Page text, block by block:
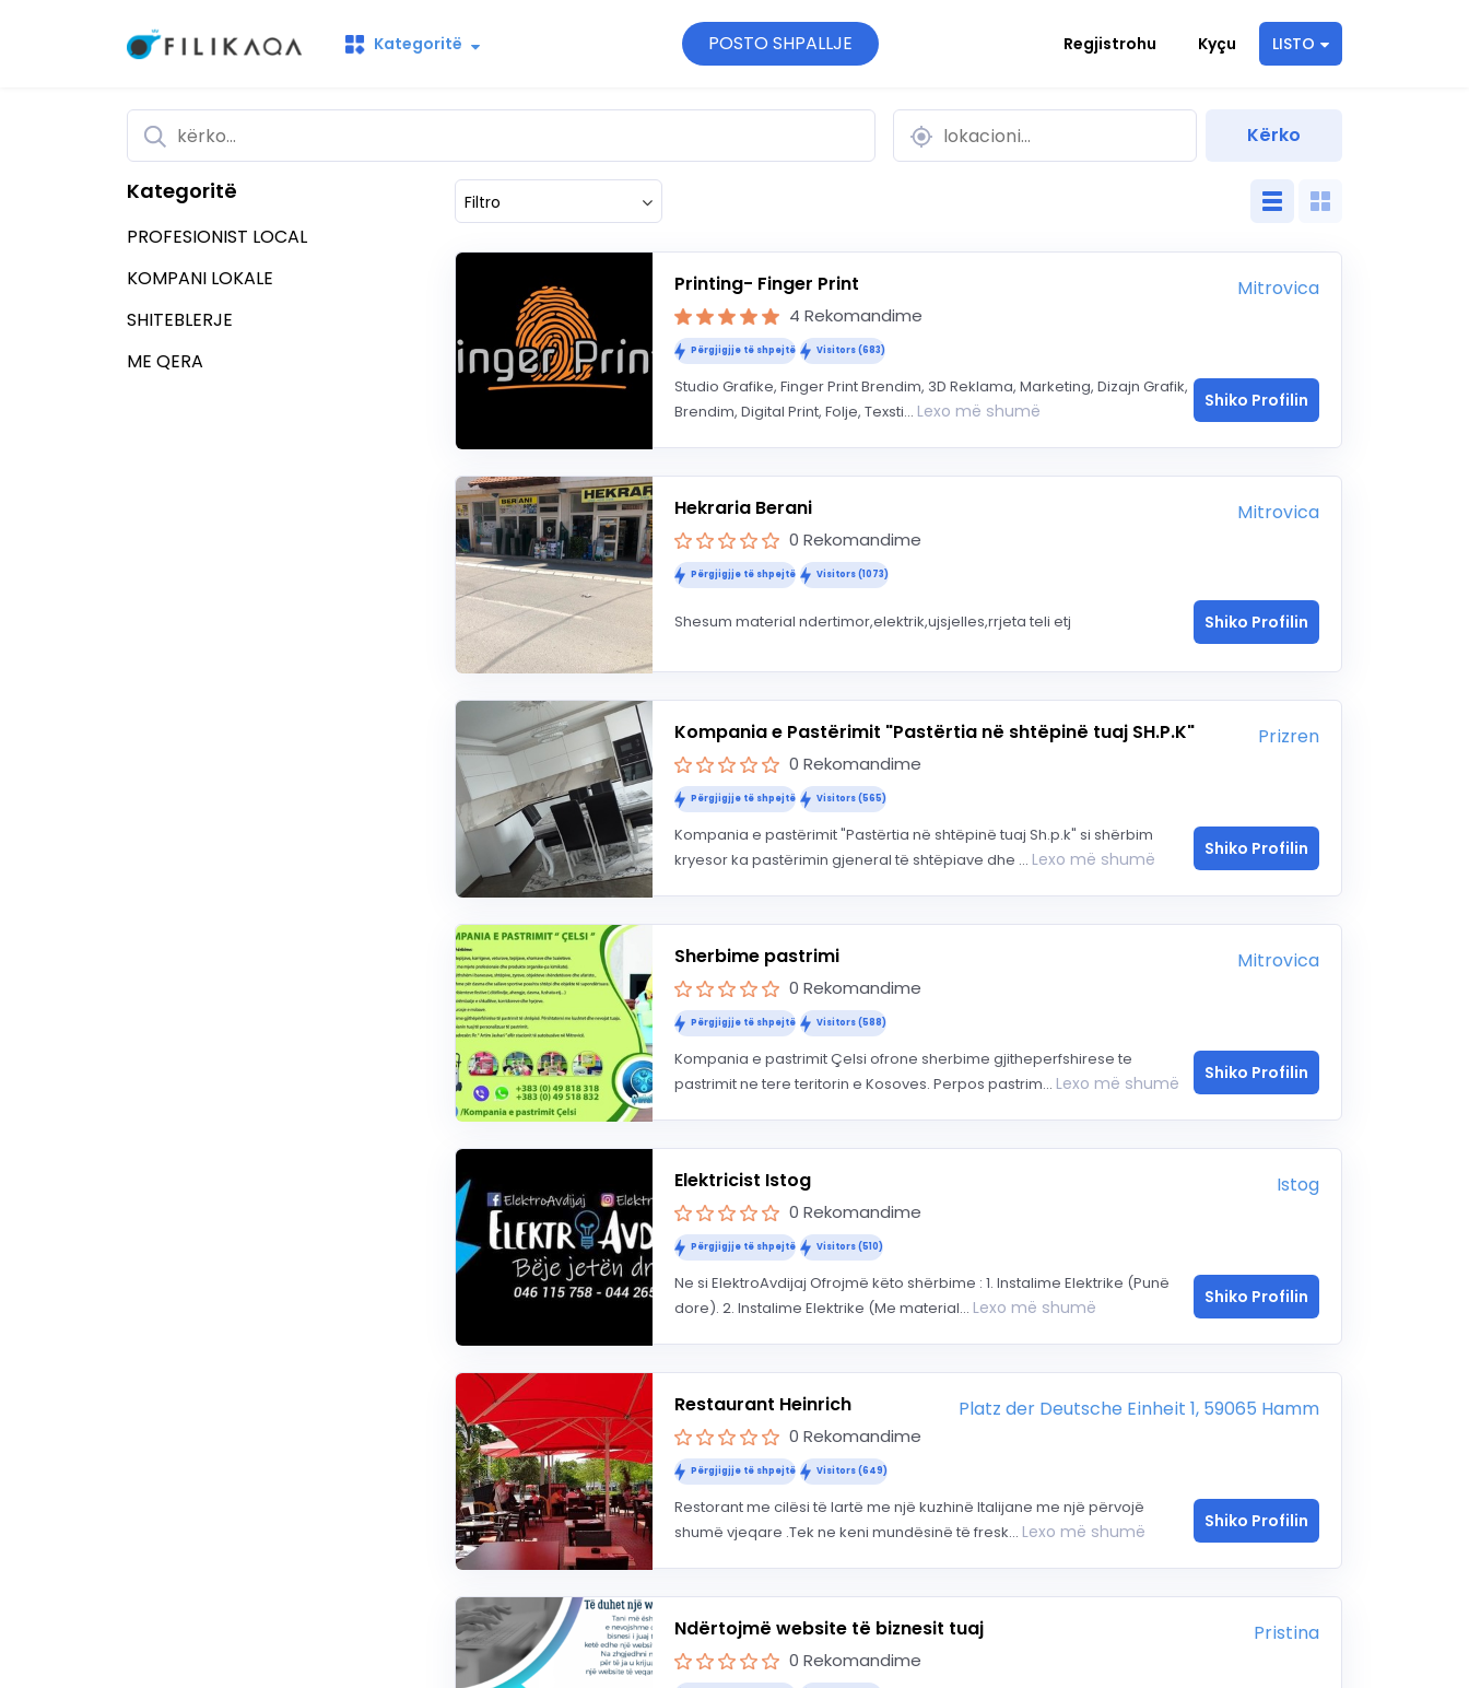
Kategoritë POSTO SHPALLJE Regjistrohu Kyçu LISTO
Kategoritë
PROFESIONIST LOCAL
KOMPANI LOKALE
SHITEBLERJE
ME QERA
Filtro
Printing- Finger Print Mitrovica
4 Rekomandime
Përgjigjje të shpejtë Visitors (683)
Studio Grafike, Finger Print Brendim, 3D Reklama, Marketing, Dizajn Grafik,
Brendim, Digital Print, Folje, Texsti... Lexo më shumë Shiko Profilin
Hekraria Berani Mitrovica
0 Rekomandime
Përgjigjje të shpejtë Visitors (1073)
Shesum material ndertimor,elektrik,ujsjelles,rrjeta teli etj Shiko Profilin
Kompania e Pastërimit "Pastërtia në shtëpinë tuaj SH.P.K" Prizren
0 Rekomandime
Përgjigjje të shpejtë Visitors (565)
Kompania e pastërimit "Pastërtia në shtëpinë tuaj Sh.p.k" si shërbim
kryesor ka pastërimin gjeneral të shtëpiave dhe ... Lexo më shumë Shiko Profilin
Sherbime pastrimi Mitrovica
0 Rekomandime
Përgjigjje të shpejtë Visitors (588)
Kompania e pastrimit Çelsi ofrone sherbime gjitheperfshirese te
pastrimit ne tere teritorin e Kosoves. Perpos pastrim... Lexo më shumë Shiko Profilin
Elektricist Istog Istog
0 Rekomandime
Përgjigjje të shpejtë Visitors (510)
Ne si ElektroAvdijaj Ofrojmë këto shërbime : 1. Instalime Elektrike (Punë
dore). 2. Instalime Elektrike (Me material... Lexo më shumë Shiko Profilin
Restaurant Heinrich Platz der Deutsche Einheit 1, 59065 Hamm
0 Rekomandime
Përgjigjje të shpejtë Visitors (649)
Restorant me cilësi të lartë me një kuzhinë Italijane me një përvojë
shumë vjeqare .Tek ne keni mundësinë të fresk... Lexo më shumë Shiko Profilin
Ndërtojmë website të biznesit tuaj Pristina
0 Rekomandime